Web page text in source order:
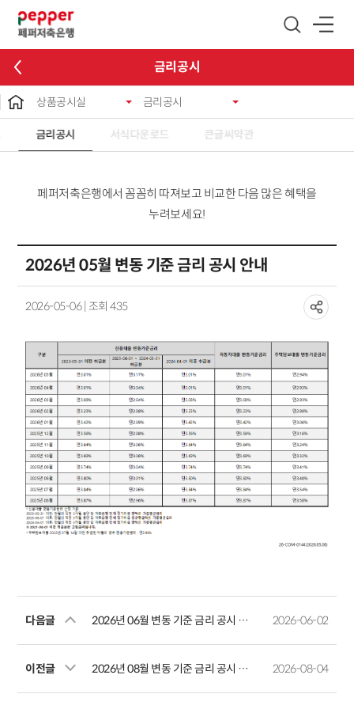
금리공시
상품공시실 금리공시
금리공시 서식다운로드 큰글씨약관
페퍼저축은행에서 꼼꼼히 따져보고 비교한 다음 많은 혜택을
누려보세요!
2026년 05월 변동 기준 금리 공시 안내
2026-05-06 | 조회 435
다음글 2026년 06월 변동 기준 금리 공시 안내 2026-06-02
이전글 2026년 08월 변동 기준 금리 공시 안내 2026-08-04